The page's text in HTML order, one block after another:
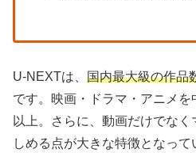
U-NEXTは、 国内最大級の作品
です。映画・ドラマ・アニメ
以上。さらに、動画だけでな
しめる点が大きな特徴となって